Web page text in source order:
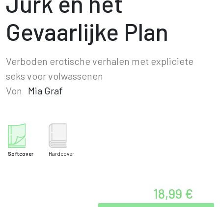
Gevaarlijke Plan
Verboden erotische verhalen met expliciete
seks voor volwassenen
Von
Mia Graf
Softcover Hardcover
18,99 €